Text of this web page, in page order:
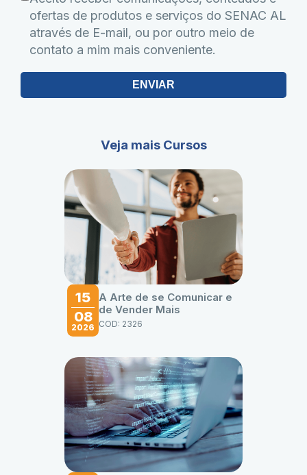
ofertas de produtos e serviços do SENAC AL
através de E-mail, ou por outro meio de
contato a mim mais conveniente.
ENVIAR
Veja mais Cursos
15
08
2026
A Arte de se Comunicar e
de Vender Mais
COD: 2326